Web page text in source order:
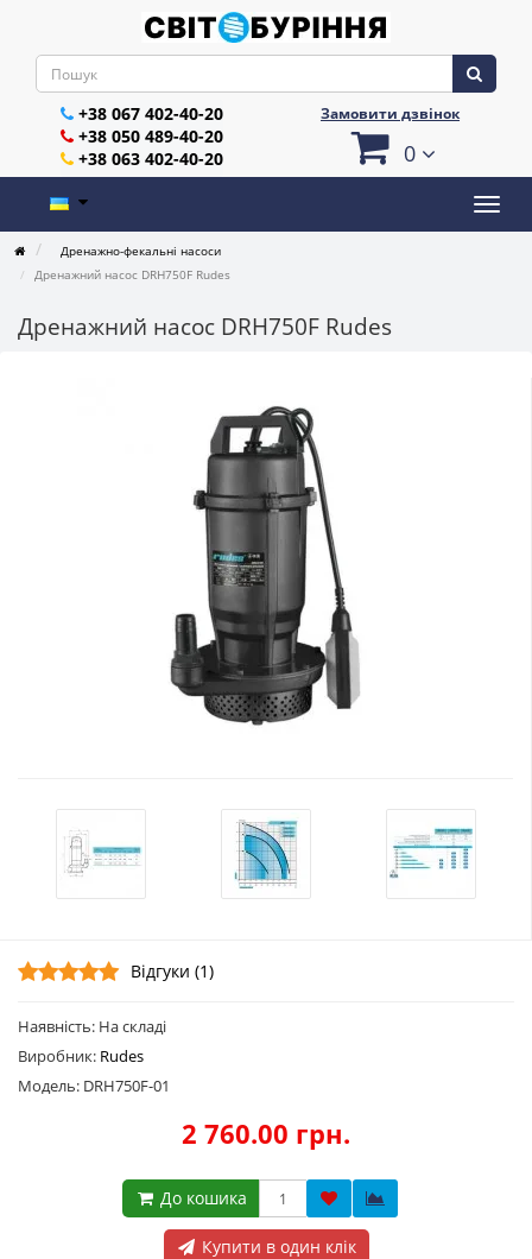
+38 067 402-40-20
+38 050 489-40-20
+38 063 402-40-20
Замовити дзвінок
0
Дренажно-фекальні насоси
Дренажний насос DRH750F Rudes
Дренажний насос DRH750F Rudes
Відгуки (1)
Наявність: На складі
Виробник: Rudes
Модель: DRH750F-01
2 760.00 грн.
До кошика
Купити в один клік